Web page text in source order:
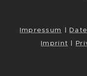
Impressum |
Imprint |